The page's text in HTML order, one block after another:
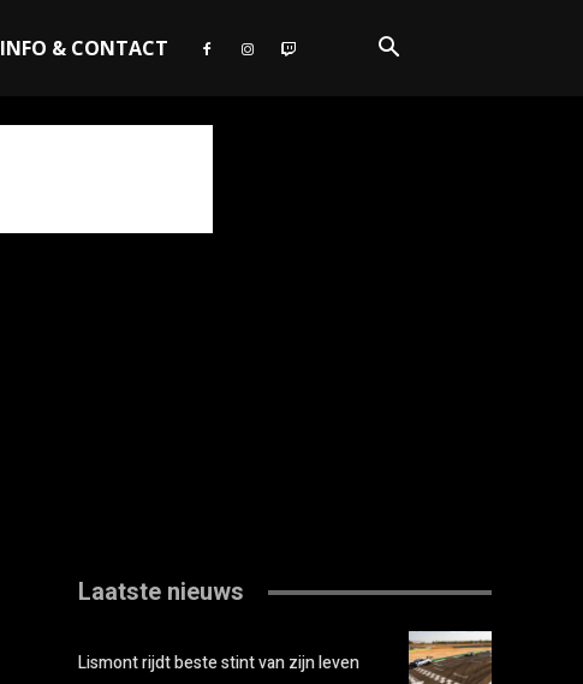
INFO & CONTACT
Laatste nieuws
Lismont rijdt beste stint van zijn leven